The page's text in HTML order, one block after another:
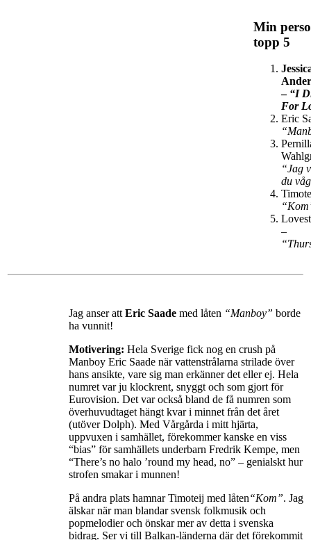
Min
topp 5
– “I
For
Eric
“Jag
du
–
Jag anser att Eric Saade med låten “Manboy” borde
ha vunnit!
Motivering: Hela Sverige fick nog en crush på
Manboy Eric Saade när vattenstrålarna strilade över
hans ansikte, vare sig man erkänner det eller ej. Hela
numret var ju klockrent, snyggt och som gjort för
Eurovision. Det var också bland de få numren som
överhuvudtaget hängt kvar i minnet från det året
(utöver Dolph). Med Vårgårda i mitt hjärta,
uppvuxen i samhället, förekommer kanske en viss
“bias” för samhällets underbarn Fredrik Kempe, men
“There’s no halo ’round my head, no” – genialskt hur
strofen smakar i munnen!
På andra plats hamnar Timoteij med låten“Kom”. Jag
älskar när man blandar svensk folkmusik och
popmelodier och önskar mer av detta i svenska
bidrag. Ser vi till Balkan-länderna där det förekommit